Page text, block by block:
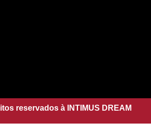
reservados à INTIMUS DREAM